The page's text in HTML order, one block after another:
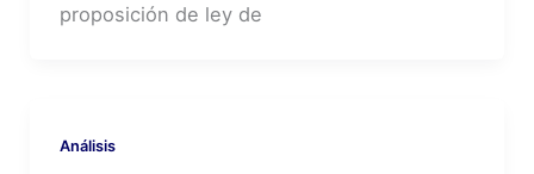
proposición de ley de
Análisis